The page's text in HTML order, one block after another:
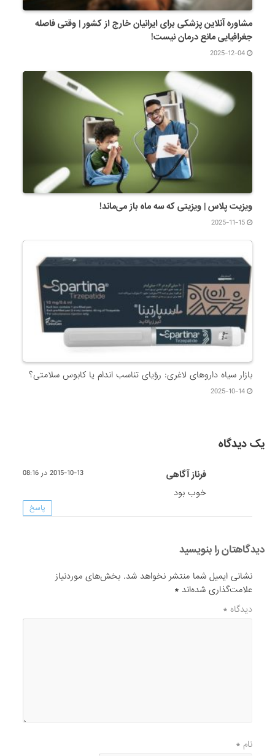
مشاوره آنلاین پزشکی برای ایرانیان خارج از کشور | وقتی فاصله
جغرافیایی مانع درمان نیست!
2025-12-04
ویزیت پلاس | ویزیتی که سه ماه باز می‌ماند!
2025-11-15
بازار سیاه داروهای لاغری: رؤیای تناسب اندام یا کابوس سلامتی؟
2025-10-14
یک دیدگاه
فرناز آگاهی 2015-10-13 در 08:16
خوب بود
پاسخ
دیدگاهتان را بنویسید
نشانی ایمیل شما منتشر نخواهد شد. بخش‌های موردنیاز
علامت‌گذاری شده‌اند*
دیدگاه*
نام*